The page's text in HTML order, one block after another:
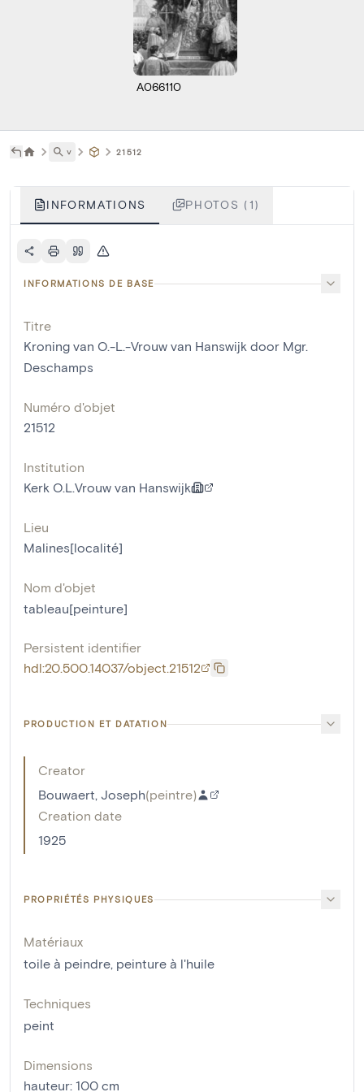
A066110
˅ 21512
INFORMATIONS PHOTOS (1)
INFORMATIONS DE BASE
Titre
Kroning van O.-L.-Vrouw van Hanswijk door Mgr.
Deschamps
Numéro d'objet
21512
Institution
Kerk O.L.Vrouw van Hanswijk
Lieu
Malines[localité]
Nom d'objet
tableau[peinture]
Persistent identifier
hdl:20.500.14037/object.21512
PRODUCTION ET DATATION
Creator
Bouwaert, Joseph(peintre)
Creation date
1925
PROPRIÉTÉS PHYSIQUES
Matériaux
toile à peindre, peinture à l'huile
Techniques
peint
Dimensions
hauteur: 100 cm